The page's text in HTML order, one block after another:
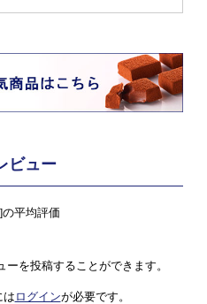
ビュー
平均評価
を投稿することができます。
は ログインが必要です。